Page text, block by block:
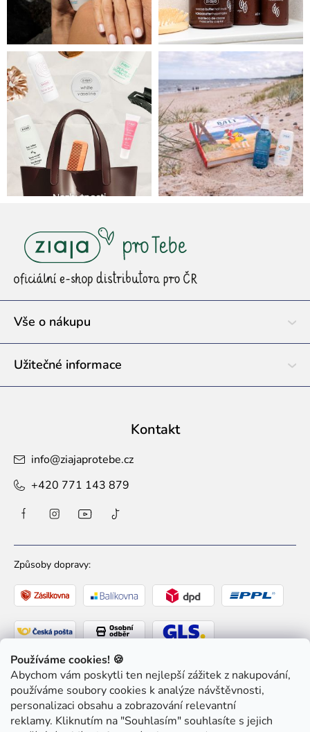
Používáme cookies! 🍪
Abychom vám poskytli ten nejlepší zážitek z nakupování,
používáme soubory cookies k analýze návštěvnosti,
personalizaci obsahu a zobrazování relevantní
reklamy. Kliknutím na "Souhlasím" souhlasíte s jejich
t
Vše o nákupu
Užitečné informace
Kontakt
info@ziajaprotebe.cz
+420 771 143 879
Způsoby dopravy:
Způsoby platby: